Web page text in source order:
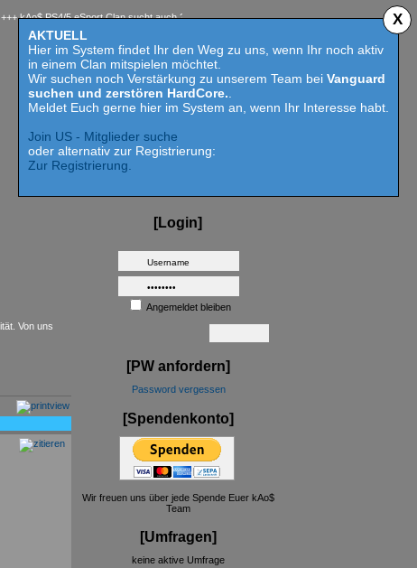
AKTUELL
Hier im System findet Ihr den Weg zu uns, wenn Ihr noch aktiv
in einem Clan mitspielen möchtet.
Wir suchen noch Verstärkung zu unserem Team bei Vanguard
suchen und zerstören HardCore.
Meldet Euch gerne hier im System an, wenn Ihr Interesse habt.
Join US - Mitglieder suche
oder alternativ zur Registrierung:
Zur Registrierung.
X
PS4/5 eSport Clan sucht auch 2023 Competition aktive Mitspieler für Call of Duty MW 2 -
Von uns
[Login]
Angemeldet bleiben
[PW anfordern]
Password vergessen
[Spendenkonto]
Wir freuen uns über jede Spende Euer kAo$
Team
[Umfragen]
keine aktive Umfrage